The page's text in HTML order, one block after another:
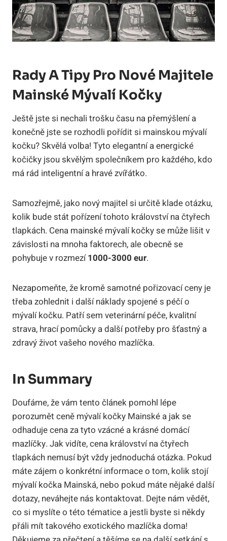
Rady A Tipy Pro Nové Majitele
Mainské Mývalí Kočky
Ještě jste si nechali trošku času na přemýšlení a
konečně jste se rozhodli pořídit si mainskou mývalí
kočku? Skvělá volba! Tyto elegantní a energické
kočičky jsou skvělým společníkem pro každého, kdo
má rád inteligentní a hravé zvířátko.
Samozřejmě, jako nový majitel si určitě klade otázku,
kolik bude stát pořízení tohoto království na čtyřech
tlapkách. Cena mainské mývalí kočky se může lišit v
závislosti na mnoha faktorech, ale obecně se
pohybuje v rozmezí1000-3000 eur.
Nezapomeňte, že kromě samotné pořizovací ceny je
třeba zohlednit i další náklady spojené s péčí o
mývalí kočku. Patří sem veterinární péče, kvalitní
strava, hrací pomůcky a další potřeby pro šťastný a
zdravý život vašeho nového mazlíčka.
In Summary
Doufáme, že vám tento článek pomohl lépe
porozumět ceně mývalí kočky Mainské a jak se
odhaduje cena za tyto vzácné a krásné domácí
mazlíčky. Jak vidíte, cena království na čtyřech
tlapkách nemusí být vždy jednoduchá otázka. Pokud
máte zájem o konkrétní informace o tom, kolik stojí
mývalí kočka Mainská, nebo pokud máte nějaké další
dotazy, neváhejte nás kontaktovat. Dejte nám vědět,
co si myslíte o této tématice a jestli byste si někdy
přáli mít takového exotického mazlíčka doma!